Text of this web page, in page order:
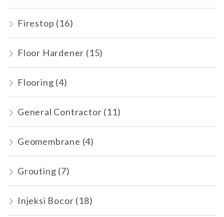
Firestop (16)
Floor Hardener (15)
Flooring (4)
General Contractor (11)
Geomembrane (4)
Grouting (7)
Injeksi Bocor (18)